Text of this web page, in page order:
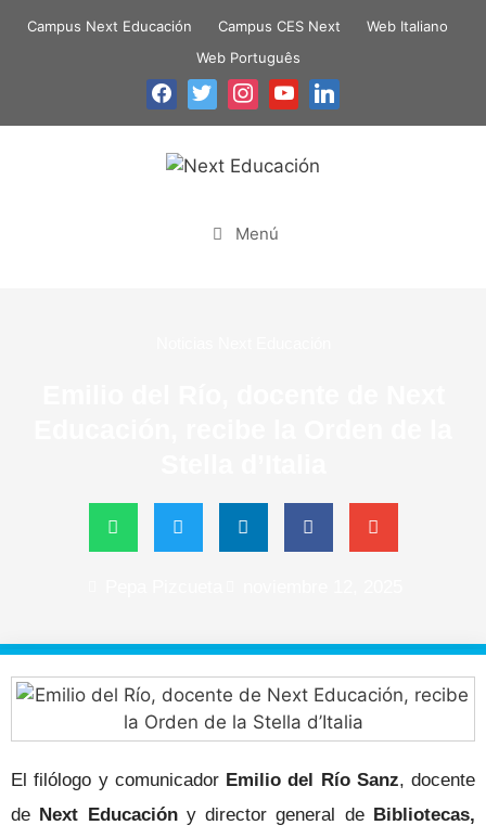
Campus Next Educación Campus CES Next
Web Italiano
Web Português
Menú
El filólogo y comunicador Emilio del Río Sanz, docente
de Next Educacióny director general de Bibliotecas,